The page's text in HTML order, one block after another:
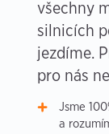
všechny
silnicích
jezdíme.
pro nás
Jsme
a